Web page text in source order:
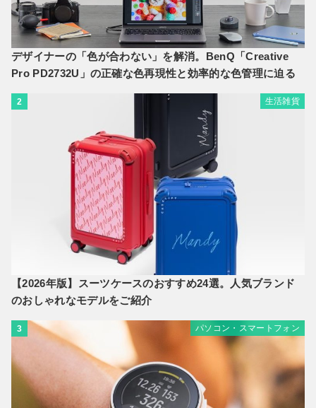
デザイナーの「色が合わない」を解消。BenQ「Creative
Pro PD2732U」の正確な色再現性と効率的な色管理に迫る
2 生活雑貨
【2026年版】スーツケースのおすすめ24選。人気ブランド
のおしゃれなモデルをご紹介
3 パソコン・スマートフォン